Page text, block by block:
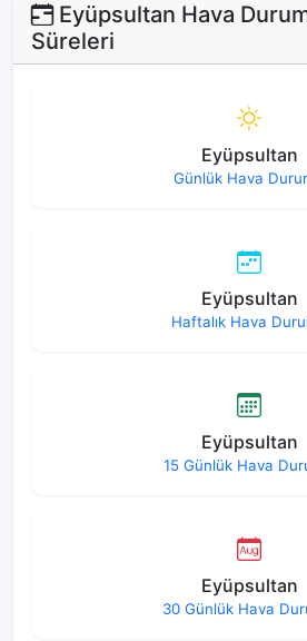
Eyüpsultan Hava
Süreleri
Eyüpsultan
Günlük Hava
Eyüpsultan
Haftalık Hava
Eyüpsultan
15 Günlük Hava
Eyüpsultan
30 Günlük Hava